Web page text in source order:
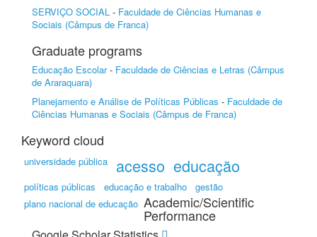
SERVIÇO SOCIAL - Faculdade de Ciências Humanas e
Sociais (Câmpus de Franca)
Graduate programs
Educação Escolar- Faculdade de Ciências e Letras (Câmpus
de Araraquara)
Planejamento e Análise de Políticas Públicas - Faculdade de
Ciências Humanas e Sociais (Câmpus de Franca)
Keyword cloud
universidade pública acesso educação
políticas públicas educação e trabalho
gestão
plano nacional de educação Academic/Scientific
Performance